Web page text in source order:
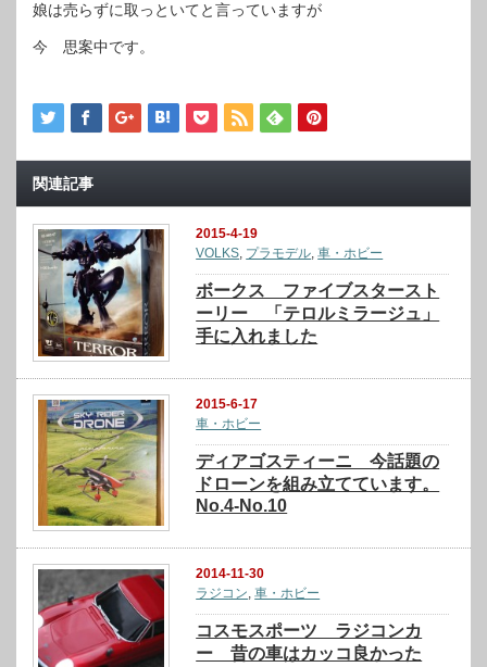
娘は売らずに取っといてと言っていますが
今 思案中です。
関連記事
2015-4-19
VOLKS, プラモデル,車・ホビー
ボークス ファイブスタースト
ーリー 「テロルミラージュ」
手に入れました
2015-6-17
車・ホビー
ディアゴスティーニ 今話題の
ドローンを組み立てています。
No.4-No.10
2014-11-30
ラジコン,車・ホビー
コスモスポーツ ラジコンカ
ー 昔の車はカッコ良かった